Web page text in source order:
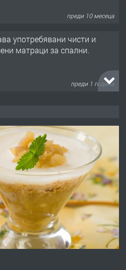
преди 10 месеца
употребявани чисти и
матраци за спални.
преди 1 година
преди 1 година
поход "По стъпките на Ангел
преди 1 година
на малки детайли за